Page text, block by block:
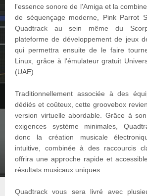
l'essence sonore de l'Amiga et la
de séquençage moderne, Pink Parrot
Quadtrack au sein même du
plateforme de développement de jeux
qui permettra ensuite de le faire
Linux, grâce à l'émulateur gratuit
(UAE).
Traditionnellement associée à des
dédiés et coûteux, cette groovebox
version virtuelle abordable. Grâce à
exigences système minimales,
donc la création musicale
intuitive, combinée à des raccourcis
offrira une approche rapide et
résultats musicaux uniques.
Quadtrack vous sera livré avec